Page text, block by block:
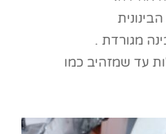
מגורדת .
לתנור 180 מעלות עד שמזהיב כמו